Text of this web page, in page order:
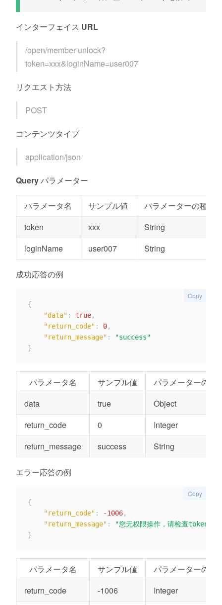
インターフェイス URL
/open/member-unlock?
token=xxx&loginName=user007
リクエスト方法
POST
コンテンツタイプ
application/json
Query パラメーター
パラメータ名 サンプル値
パラメーターの種類
token
xxx
String
loginName
user007 String
成功応答の例
{
"data" : true,
"return_code" : 0,
"return_message" :
"success"
}
Copy
パラメータ名 サンプル値
パラメーターの種
data
true
Object
return_code
0
Integer
return_message
success String
エラー応答の例
{
"return_code" : -1006,
"return_message" :
"您无权限操作，请检查token值
}
Copy
パラメータ名 サンプル値
パラメーターの種
return_code
-1006 Integer